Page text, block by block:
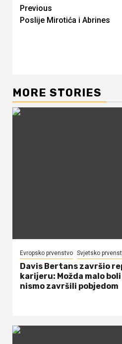
Continue
Reading
Previous
Poslije Mirotića i Abrines
MORE STORIES
Evropsko prvenstvo Svjetsko
Davis Bertans završio
karijeru: Možda malo
nismo završili pobjedom